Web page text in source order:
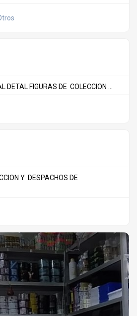
DETAL FIGURAS DE COLECCION ...
Y DESPACHOS DE